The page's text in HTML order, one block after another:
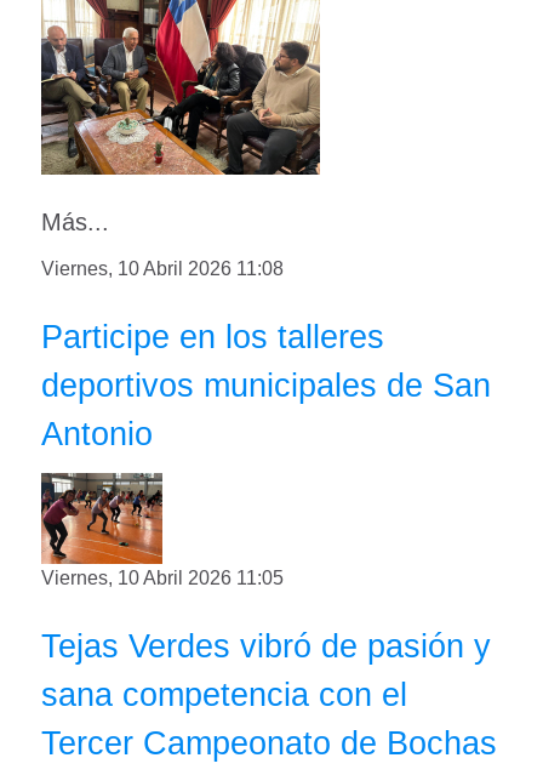
Más...
Viernes, 10 Abril 2026 11:08
Participe en los talleres
deportivos municipales de San
Antonio
Viernes, 10 Abril 2026 11:05
Tejas Verdes vibró de pasión y
sana competencia con el
Tercer Campeonato de Bochas